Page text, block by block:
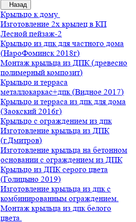
Назад
Крыльцо к дому
Изготовление 2х крылец в КП
Лесной пейзаж-2
Крыльцо из дпк для частного дома
(НароФоминск 2018г)
Монтаж крыльца из ДПК (древесно
полимерный композит)
Крыльцо и терраса
металлокаркас+дпк (Видное 2017)
Крыльцо и терраса из дпк для дома
(Заокский 2016г)
Крыльцо с ограждением из дпк
Изготовление крыльца из ДПК
(г.Дмитров)
Изготовление крыльца на бетонном
основании с ограждением из ДПК
Крыльцо из ДПК серого цвета
(Голицыно 2019)
Изготовление крыльца из дпк с
комбинированным ограждением.
Монтаж крыльца из дпк белого
цвета.